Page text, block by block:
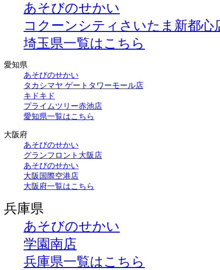
あそびのせかい
コクーンシティさいたま新都心
埼玉県一覧はこちら
愛知県
あそびのせかい
タカシマヤ ゲートタワーモール店
キドキド
プライムツリー赤池店
愛知県一覧はこちら
大阪府
あそびのせかい
グランフロント大阪店
あそびのせかい
大阪国際空港店
大阪府一覧はこちら
兵庫県
あそびのせかい
学園南店
兵庫県一覧はこちら